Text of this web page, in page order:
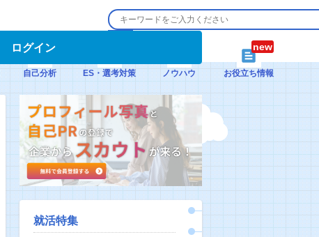
自己分析 ES・選考対策 ノウハウ お役立ち情報
ログイン
就活特集